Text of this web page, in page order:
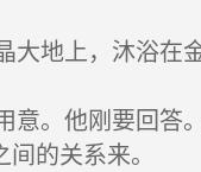
地上，沐浴在
。他刚要回答
的关系来。